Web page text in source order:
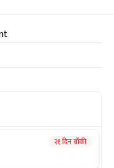
२१ दिन बाँकी